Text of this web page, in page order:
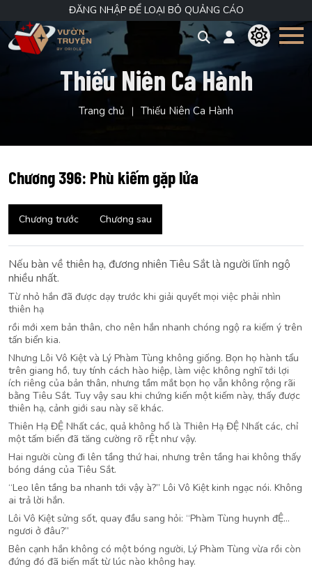
ĐĂNG NHẬP ĐỂ LOẠI BỎ QUẢNG CÁO
Thiếu Niên Ca Hành
Trang chủ Thiếu Niên Ca Hành
Chương 396: Phù kiếm gặp lửa
Chương trước Chương sau
Nếu bàn về thiên hạ, đương nhiên Tiêu Sắt là người lĩnh ngộ
nhiều nhất.
Từ nhỏ hắn đã được dạy trước khi giải quyết mọi việc phải nhìn
thiên hạ
rồi mới xem bản thân, cho nên hắn nhanh chóng ngộ ra kiếm ý trên
tấn biển kia.
Nhưng Lôi Vô Kiệt và Lý Phàm Tùng không giống. Bọn họ hành tẩu
trên giang hồ, tuy tính cách hào hiệp, làm việc không nghĩ tới lợi
ích riêng của bản thân, nhưng tầm mắt bọn họ vẫn không rộng rãi
bằng Tiêu Sắt. Tuy vậy sau khi chứng kiến một kiếm này, thấy được
thiên hạ, cảnh giới sau này sẽ khác.
Thiên Hạ ĐỆ Nhất các, quả không hổ là Thiên Hạ ĐỆ Nhất các, chỉ
một tấm biển đã tăng cường rõ rỆt như vậy.
Hai người cùng đi lên tầng thứ hai, nhưng trên tầng hai không thấy
bóng dáng của Tiêu Sắt.
“Leo lên tầng ba nhanh tới vậy à?” Lôi Vô Kiệt kinh ngạc nói. Không
ai trả lời hắn.
Lôi Vô Kiệt sửng sốt, quay đầu sang hỏi: “Phàm Tùng huynh đỆ…
ngươi ở đâu?”
Bên cạnh hắn không có một bóng người, Lý Phàm Tùng vừa rồi còn
đứng đó đã biến mất từ lúc nào không hay.